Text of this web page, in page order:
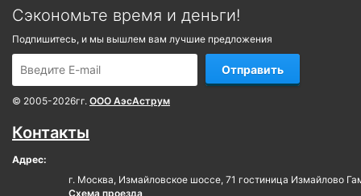
Сэкономьте время и деньги!
Подпишитесь, и мы вышлем вам лучшие предложения
Отправить
© 2005-2026гг. ООО АэсАструм
Контакты
Адрес:
г. Москва, Измайловское шоссе, 71 гостиница Измайлово
Схема проезда